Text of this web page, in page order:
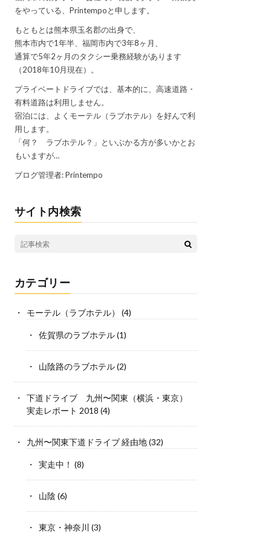
をやっている、Printempoと申します。
もともとは熊本県玉名郡の出身で、
熊本市内で1年半、福岡市内で3年8ヶ月、
通算で5年2ヶ月のタクシー乗務経験があります
（2018年10月現在）。
プライベートドライブでは、基本的に、高速道路・
有料道路は利用しません。
宿泊には、よくモーテル（ラブホテル）を好んで利
用します。
「何？ ラブホテル？」といぶかる方が多いかとお
もいますが…
ブログ管理者: Printempo
サイト内検索
カテゴリー
モーテル（ラブホテル） (4)
佐賀県のラブホテル(1)
山陰路のラブホテル(2)
下道ドライブ 九州〜関東（横浜・東京）
実走レポート 2018 (4)
九州〜関東下道ドライブ 経由地(32)
実走中！ (8)
山陰 (6)
東京・神奈川 (3)